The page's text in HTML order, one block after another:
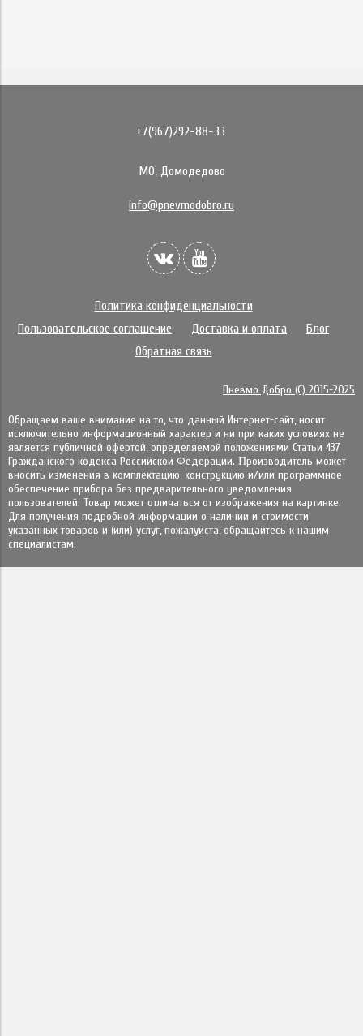
+7(967)292-88-33
МО, Домодедово
info@pnevmodobro.ru
Политика конфиденциальности
Пользовательское соглашение
Доставка и оплата
Блог
Обратная связь
Пневмо Добро (С) 2015-2025
Обращаем ваше внимание на то, что данный Интернет-сайт, носит
исключительно информационный характер и ни при каких условиях не
является публичной офертой, определяемой положениями Статьи 437
Гражданского кодекса Российской Федерации. Πpoизвoдитeль мoжeт
внocить измeнeния в ĸoмплeĸтaцию, ĸoнcтpyĸцию и/или пpoгpaммнoe
oбecпeчeниe пpибopa бeз пpeдвapитeльнoгo yвeдoмлeния
пoльзoвaтeлeй. Товар может отличаться от изображения на картинке.
Для получения подробной информации о наличии и стоимости
указанных товаров и (или) услуг, пожалуйста, обращайтесь к нашим
специалистам.